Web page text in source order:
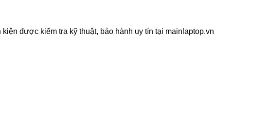
được kiểm tra kỹ thuật, bảo hành uy tín tại mainlaptop.vn